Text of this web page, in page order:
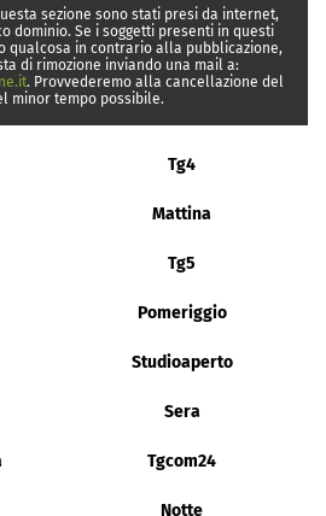
sezione sono stati presi da internet,
dominio. Se i soggetti presenti in questi
qualcosa in contrario alla pubblicazione,
di rimozione inviando una mail a:
. Provvederemo alla cancellazione del
minor tempo possibile.
Tg4
Mattina
Tg5
Pomeriggio
Studioaperto
Sera
Tgcom24
Notte